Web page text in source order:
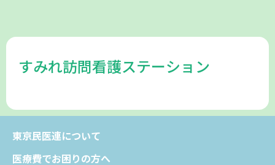
すみれ訪問看護ステーション
東京民医連について
医療費でお困りの方へ